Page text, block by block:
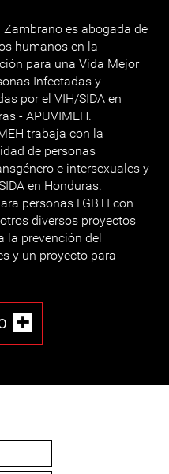
Zambrano es abogada de
humanos en la
para una Vida Mejor
Infectadas y
por el VIH/SIDA en
- APUVIMEH.
trabaja con la
de personas
e intersexuales y
en Honduras.
personas LGBTI con
diversos proyectos
la prevención del
y un proyecto para